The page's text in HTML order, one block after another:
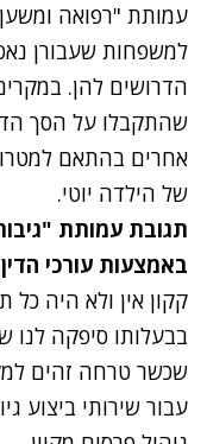
עמותת "רפואה
למשפחות שעבורן
הדרושים להן.
שהתקבלו על הסך
אחרים בהתאם
של הילדה יוטי.
תגובת עמותת
באמצעות עורכי
קקון אין ולא היה
בבעלותו סיפקה לנו